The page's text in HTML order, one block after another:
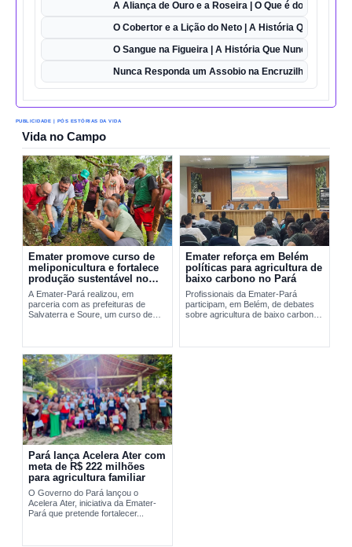
A Aliança de Ouro e a Roseira | O Que é do Amor
O Cobertor e a Lição do Neto | A História Que Vai Te
O Sangue na Figueira | A História Que Nunca Foi
Nunca Responda um Assobio na Encruzilhada | O
PUBLICIDADE | PÓS ESTÓRIAS DA VIDA
Vida no Campo
Emater promove curso de
meliponicultura e fortalece
produção sustentável no
Marajó
A Emater-Pará realizou, em
parceria com as prefeituras de
Salvaterra e Soure, um curso de
sustentável de...
Emater reforça em Belém
políticas para agricultura de
baixo carbono no Pará
Profissionais da Emater-Pará
participam, em Belém, de debates
sobre agricultura de baixo carbono
Pará lança Acelera Ater com
meta de R$ 222 milhões
para agricultura familiar
O Governo do Pará lançou o
Acelera Ater, iniciativa da Emater-
Pará que pretende fortalecer...